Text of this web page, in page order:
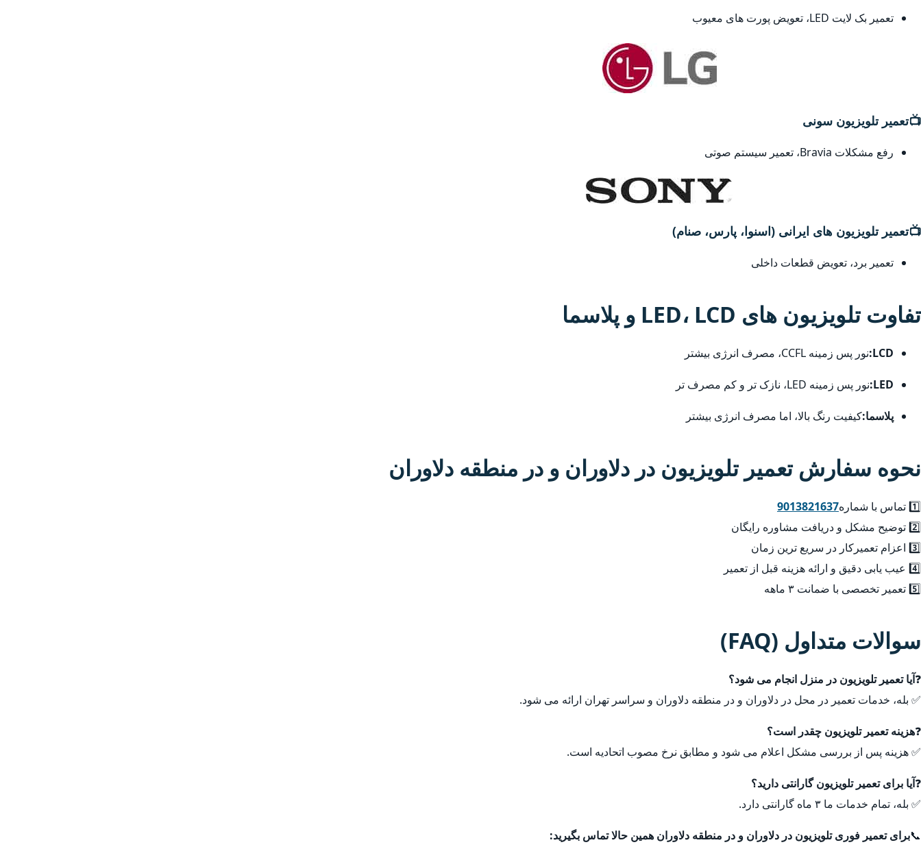
تعمیر بک لایت LED، تعویض پورت های معیوب
📺تعمیر تلویزیون سونی
رفع مشکلات Bravia، تعمیر سیستم صوتی
📺تعمیر تلویزیون های ایرانی (اسنوا، پارس، صنام)
تعمیر برد، تعویض قطعات داخلی
تفاوت تلویزیون های LED، LCD و پلاسما
LCD: نور پس زمینه CCFL، مصرف انرژی بیشتر
LED: نور پس زمینه LED، نازک تر و کم مصرف تر
پلاسما:کیفیت رنگ بالا، اما مصرف انرژی بیشتر
نحوه سفارش تعمیر تلویزیون در دلاوران و در منطقه دلاوران
1️⃣ تماس با شماره
9013821637
2️⃣ توضیح مشکل و دریافت مشاوره رایگان
3️⃣ اعزام تعمیرکار در سریع ترین زمان
4️⃣ عیب یابی دقیق و ارائه هزینه قبل از تعمیر
5️⃣ تعمیر تخصصی با ضمانت ۳ ماهه
سوالات متداول (FAQ)
❓آیا تعمیر تلویزیون در منزل انجام می شود؟
✅ بله، خدمات تعمیر در محل در دلاوران و در منطقه دلاوران و سراسر تهران ارائه می شود.
❓هزینه تعمیر تلویزیون چقدر است؟
✅ هزینه پس از بررسی مشکل اعلام می شود و مطابق نرخ مصوب اتحادیه است.
❓آیا برای تعمیر تلویزیون گارانتی دارید؟
✅ بله، تمام خدمات ما ۳ ماه گارانتی دارد.
📞برای تعمیر فوری تلویزیون در دلاوران و در منطقه دلاوران همین حالا تماس بگیرید: